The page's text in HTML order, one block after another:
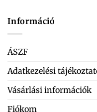
Információ
ÁSZF
Adatkezelési
Vásárlási információk
Fiókom